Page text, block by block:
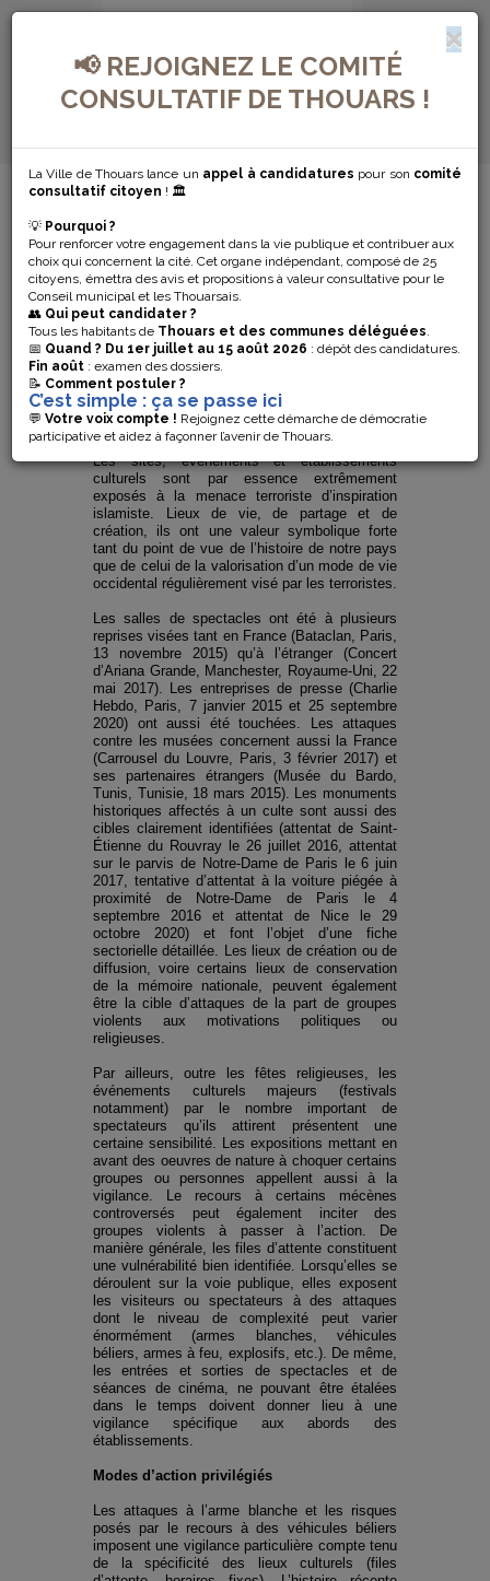
📢 REJOIGNEZ LE COMITÉ
CONSULTATIF DE THOUARS !
La Ville de Thouars lance un appel à candidatures pour son comité
consultatif citoyen ! 🏛️
💡 Pourquoi ?
Pour renforcer votre engagement dans la vie publique et contribuer aux
choix qui concernent la cité. Cet organe indépendant, composé de 25
citoyens, émettra des avis et propositions à valeur consultative pour le
Conseil municipal et les Thouarsais.
👥 Qui peut candidater ?
Tous les habitants de Thouars et des communes déléguées.
📅 Quand ? Du 1er juillet au 15 août 2026 : dépôt des candidatures.
Fin août : examen des dossiers.
📝 Comment postuler ?
C’est simple : ça se passe ici
💬 Votre voix compte ! Rejoignez cette démarche de démocratie
participative et aidez à façonner l’avenir de Thouars.
MENU DE NAVIGATION...
SÉCURISATION
DES LIEUX
CULTURELS
Plan Vigipirate
Sécurisationdes lieux culturels
Les sites, événements et établissements
culturels sont par essence extrêmement
exposés à la menace terroriste d’inspiration
islamiste. Lieux de vie, de partage et de
création, ils ont une valeur symbolique forte
tant du point de vue de l’histoire de notre pays
que de celui de la valorisation d’un mode de vie
occidental régulièrement visé par les terroristes.
Les salles de spectacles ont été à plusieurs
reprises visées tant en France (Bataclan, Paris,
13 novembre 2015) qu’à l’étranger (Concert
d’Ariana Grande, Manchester, Royaume-Uni, 22
mai 2017). Les entreprises de presse (Charlie
Hebdo, Paris, 7 janvier 2015 et 25 septembre
2020) ont aussi été touchées. Les attaques
contre les musées concernent aussi la France
(Carrousel du Louvre, Paris, 3 février 2017) et
ses partenaires étrangers (Musée du Bardo,
Tunis, Tunisie, 18 mars 2015). Les monuments
historiques affectés à un culte sont aussi des
cibles clairement identifiées (attentat de Saint-
Étienne du Rouvray le 26 juillet 2016, attentat
sur le parvis de Notre-Dame de Paris le 6 juin
2017, tentative d’attentat à la voiture piégée à
proximité de Notre-Dame de Paris le 4
septembre 2016 et attentat de Nice le 29
octobre 2020) et font l’objet d’une fiche
sectorielle détaillée. Les lieux de création ou de
diffusion, voire certains lieux de conservation
de la mémoire nationale, peuvent également
être la cible d’attaques de la part de groupes
violents aux motivations politiques ou
religieuses.
Par ailleurs, outre les fêtes religieuses, les
événements culturels majeurs (festivals
notamment) par le nombre important de
spectateurs qu’ils attirent présentent une
certaine sensibilité. Les expositions mettant en
avant des oeuvres de nature à choquer certains
groupes ou personnes appellent aussi à la
vigilance. Le recours à certains mécènes
controversés peut également inciter des
groupes violents à passer à l’action. De
manière générale, les files d’attente constituent
une vulnérabilité bien identifiée. Lorsqu’elles se
déroulent sur la voie publique, elles exposent
les visiteurs ou spectateurs à des attaques
dont le niveau de complexité peut varier
énormément (armes blanches, véhicules
béliers, armes à feu, explosifs, etc.). De même,
les entrées et sorties de spectacles et de
séances de cinéma, ne pouvant être étalées
dans le temps doivent donner lieu à une
vigilance spécifique aux abords des
établissements.
Modes d’action privilégiés
Les attaques à l’arme blanche et les risques
posés par le recours à des véhicules béliers
imposent une vigilance particulière compte tenu
de la spécificité des lieux culturels (files